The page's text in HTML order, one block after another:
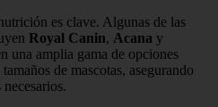
es clave. Algunas de las
Royal Canin, Acana y
una amplia gama de opciones
de mascotas, asegurando